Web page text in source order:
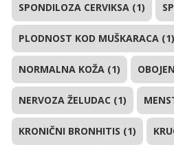
SPONDILOZA CERVIKSA (1)
PLODNOST KOD MUŠKARACA (1)
NORMALNA KOŽA (1)
NERVOZA ŽELUDAC (1)
KRONIČNI BRONHITIS (1)